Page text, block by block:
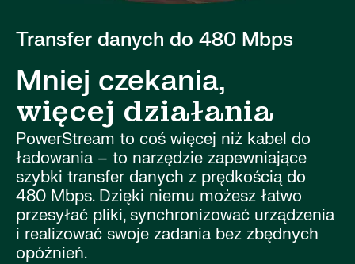
Transfer danych do 480 Mbps
Mniej czekania,
więcej działania
PowerStream to coś więcej niż kabel do
ładowania – to narzędzie zapewniające
szybki transfer danych z prędkością do
480 Mbps. Dzięki niemu możesz łatwo
przesyłać pliki, synchronizować urządzenia
i realizować swoje zadania bez zbędnych
opóźnień.